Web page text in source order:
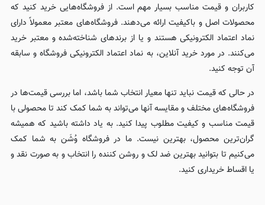
کاربران و قیمت مناسب بسیار مهم است. از فروشگاه‌هایی خرید کنید که
محصولات اصل و باکیفیت ارائه می‌دهند. فروشگاه‌های معتبر معمولاً دارای
نماد اعتماد الکترونیکی هستند و یا از برندهای شناخته‌شده و معتبر خرید
می‌کنند. در مورد خرید آنلاین، به نماد اعتماد الکترونیکی فروشگاه و سابقه
آن توجه کنید.
در حالی که قیمت نباید تنها معیار انتخاب شما باشد، اما بررسی قیمت‌ها در
فروشگاه‌های مختلف و مقایسه آنها می‌تواند به شما کمک کند تا محصولی با
قیمت مناسب و کیفیت مطلوب پیدا کنید. به یاد داشته باشید که همیشه
گران‌ترین محصول، بهترین نیست. ما در فروشگاه وُشَن به شما کمک
می‌کنیم تا بتوانید بهترین ضد لک و روشن کننده را انتخاب و به صورت نقد و
یا اقساط خریداری کنید.